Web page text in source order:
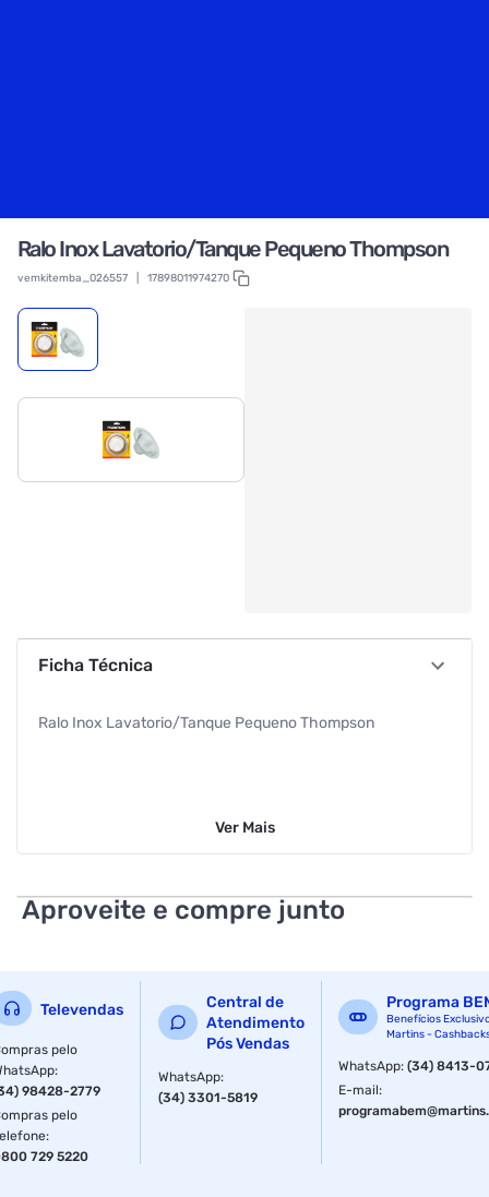
Ralo Inox Lavatorio/Tanque Pequeno Thompson
vemkitemba_026557 17898011974270
Ficha Técnica
Ralo Inox Lavatorio/Tanque Pequeno Thompson
Ver Mais
Aproveite e compre junto
Televendas
pelo
:
98428-2779
pelo
:
729 5220
Central de
Atendimento
Pós Vendas
WhatsApp:
(34) 3301-5819
Programa
Benefícios
Martins -
WhatsApp:(34) 8413-
E-mail: